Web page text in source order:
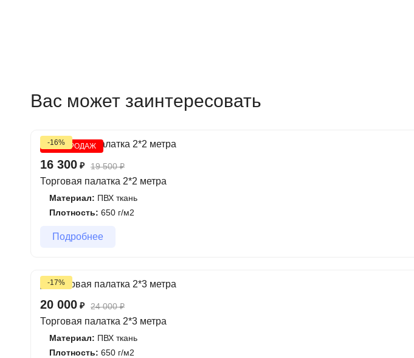
Вас может заинтересовать
ХИТ ПРОДАЖ
-16%
16 300 ₽ 19 500₽
Торговая палатка 2*2 метра
Материал: ПВХ ткань
Плотность: 650 г/м2
Подробнее
-17%
20 000 ₽ 24 000₽
Торговая палатка 2*3 метра
Материал: ПВХ ткань
Плотность: 650 г/м2